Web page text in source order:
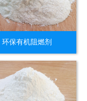
环保有机阻燃剂